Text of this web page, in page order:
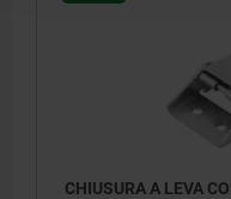
CHIUSURA A LEVA